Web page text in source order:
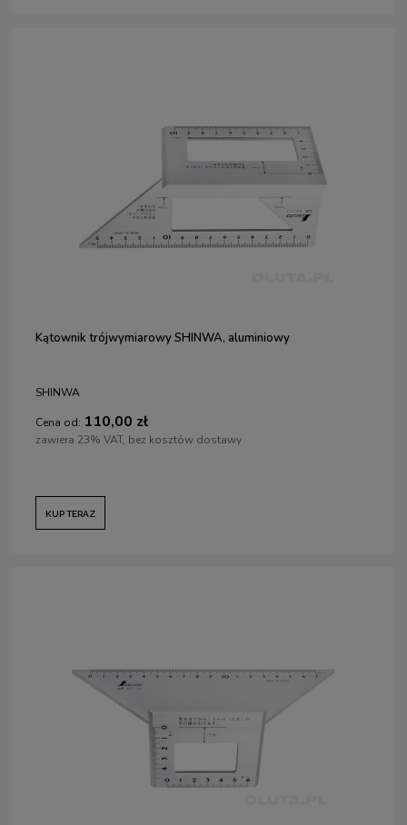
Kątownik trójwymiarowy SHINWA, aluminiowy
SHINWA
Cena od: 110,00 zł
zawiera 23% VAT, bez kosztów dostawy
KUP TERAZ